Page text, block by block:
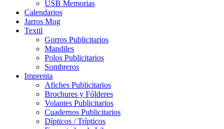
USB Memorias
Calendarios
Jarros Mug
Textil
Gorros Publicitarios
Mandiles
Polos Publicitarios
Sombreros
Imprenta
Afiches Publicitarios
Brochures y Fólderes
Volantes Publicitarios
Cuadernos Publicitarios
Dípticos / Trípticos